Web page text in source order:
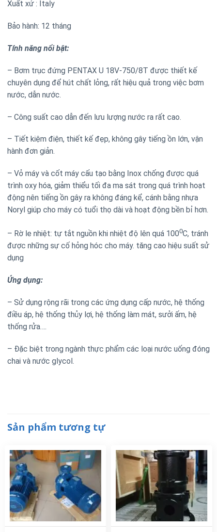
Xuất xứ : Italy
Bảo hành: 12 tháng
Tính năng nổi bật:
– Bơm trục đứng PENTAX U 18V-750/8T được thiết kế
chuyên dụng để hút chất lỏng, rất hiệu quả trong việc bơm
nước, dẫn nước.
– Công suất cao dẫn đến lưu lượng nước ra rất cao.
– Tiết kiệm điện, thiết kế đẹp, không gây tiếng ồn lớn, vận
hành đơn giản.
– Vỏ máy và cốt máy cấu tạo bằng Inox chống được quá
trình oxy hóa, giảm thiểu tối đa ma sát trong quá trình hoạt
động nên tiếng ồn gây ra không đáng kể, cánh bằng nhựa
Noryl giúp cho máy có tuổi thọ dài và hoạt động bền bỉ hơn.
– Rờ le nhiệt: tự tắt nguồn khi nhiệt độ lên quá 1000C, tránh
được những sự cố hỏng hóc cho máy. tăng cao hiệu suất sử
dụng
Ứng dụng:
– Sử dụng rộng rãi trong các ứng dụng cấp nước, hệ thống
điều áp, hệ thống thủy lợi, hệ thống làm mát, sưởi ấm, hệ
thống rửa….
– Đặc biệt trong ngành thực phẩm các loại nước uống đóng
chai và nước glycol.
Sản phẩm tương tự